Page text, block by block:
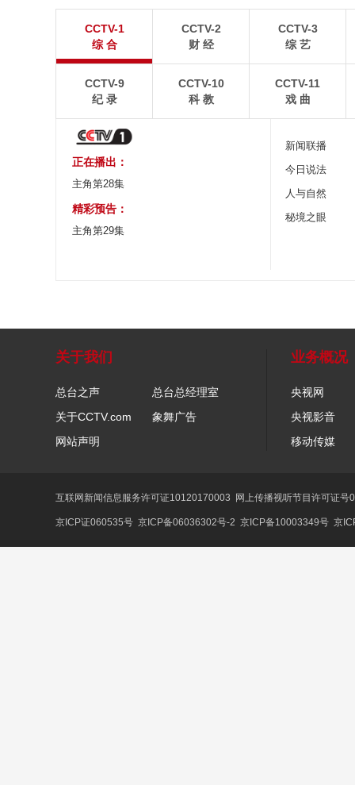
晨光洒在茶园，连绵起伏的茶山云雾缭绕，茶农采摘
秋茶，绘就一幅秀美的茶乡画卷。
杭台高铁温玉段途经
CCTV-1
综 合
CCTV-2
财 经
CCTV-3
综 艺
CCTV-9
纪 录
CCTV-10
科 教
CCTV-11
戏 曲
正在播出：
主角第28集
精彩预告：
主角第29集
新闻联播
今日说法
人与自然
秘境之眼
关于我们
总台之声
总台总经理室
关于CCTV.com
象舞广告
网站声明
业务概况
央视网
央视影音
移动传媒
互联网新闻信息服务许可证10120170003 网上传播视听节目许可证
京ICP证060535号 京ICP备06036302号-2 京ICP备10003349号 京